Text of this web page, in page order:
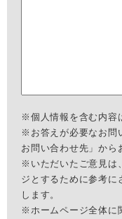
※個人情報を含む内容
※お答えが必要なお問
お問い合わせ先」から
※いただいたご意見は
ジとするために参考に
します。
※ホームページ全体に